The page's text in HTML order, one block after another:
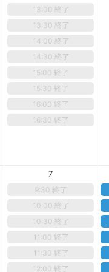
13:00 終了
13:30 終了
14:00 終了
14:30 終了
15:00 終了
15:30 終了
16:00 終了
16:30 終了
7
9:30 終了
10:00 終了
10:30 終了
11:00 終了
11:30 終了
12:00 終了